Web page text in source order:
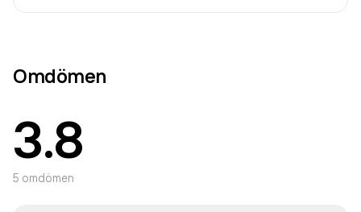
Omdömen
3.8
5 omdömen